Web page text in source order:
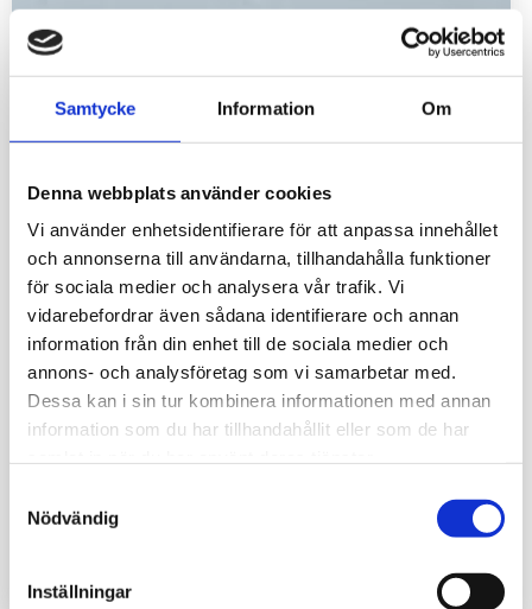
Samtycke Information Om
Denna webbplats använder cookies
Vi använder enhetsidentifierare för att anpassa innehållet
och annonserna till användarna, tillhandahålla funktioner
för sociala medier och analysera vår trafik. Vi
vidarebefordrar även sådana identifierare och annan
information från din enhet till de sociala medier och
annons- och analysföretag som vi samarbetar med.
Dessa kan i sin tur kombinera informationen med annan
information som du har tillhandahållit eller som de har
Nödvändig
Inställningar
80kr